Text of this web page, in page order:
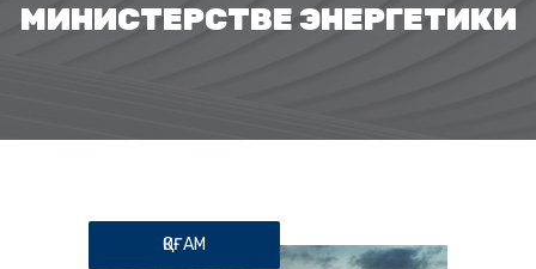
МИНИСТЕРСТВЕ ЭНЕРГЕТИКИ
ҚОҒАМ